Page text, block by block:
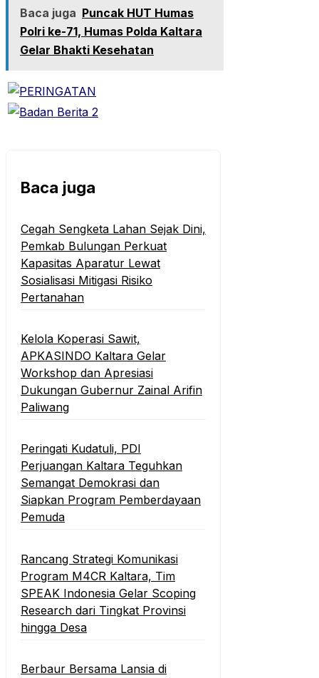
Baca juga Puncak HUT Humas
Polri ke-71, Humas Polda Kaltara
Gelar Bhakti Kesehatan
Baca juga
Cegah Sengketa Lahan Sejak Dini,
Pemkab Bulungan Perkuat
Kapasitas Aparatur Lewat
Sosialisasi Mitigasi Risiko
Pertanahan
Kelola Koperasi Sawit,
APKASINDO Kaltara Gelar
Workshop dan Apresiasi
Dukungan Gubernur Zainal Arifin
Paliwang
Peringati Kudatuli, PDI
Perjuangan Kaltara Teguhkan
Semangat Demokrasi dan
Siapkan Program Pemberdayaan
Pemuda
Rancang Strategi Komunikasi
Program M4CR Kaltara, Tim
SPEAK Indonesia Gelar Scoping
Research dari Tingkat Provinsi
hingga Desa
Berbaur Bersama Lansia di